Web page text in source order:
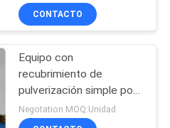
CONTACTO
Equipo con
recubrimiento de
pulverización simple por
ultrasonido específico de
laboratorio de precisión
Negotation MOQ:Unidad